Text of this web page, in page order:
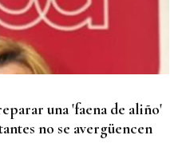
una 'faena de aliño'
no se avergüencen